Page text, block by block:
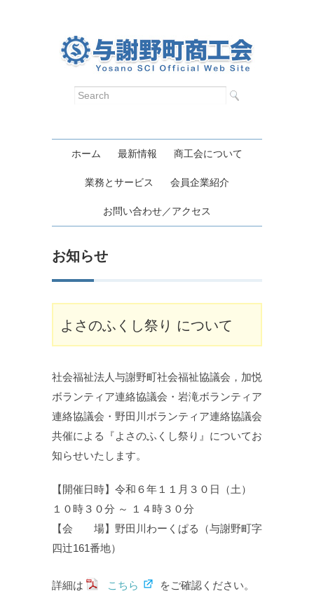
ホーム 最新情報 商工会について
業務とサービス 会員企業紹介
お問い合わせ／アクセス
お知らせ
よさのふくし祭り について
社会福祉法人与謝野町社会福祉協議会，加悦
ボランティア連絡協議会・岩滝ボランティア
連絡協議会・野田川ボランティア連絡協議会
共催による『よさのふくし祭り』についてお
知らせいたします。
【開催日時】令和６年１１月３０日（土）
１０時３０分 ～ １４時３０分
【会 場】野田川わーくぱる（与謝野町字
四辻161番地）
詳細は こちら をご確認ください。